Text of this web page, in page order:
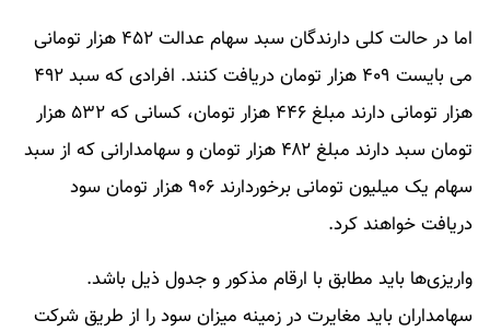
اما در حالت کلی دارندگان سبد سهام عدالت ۴۵۲ هزار تومانی
می بایست ۴۰۹ هزار تومان دریافت کنند. افرادی که سبد ۴۹۲
هزار تومانی دارند مبلغ ۴۴۶ هزار تومان، کسانی که ۵۳۲ هزار
تومان سبد دارند مبلغ ۴۸۲ هزار تومان و سهامدارانی که از سبد
سهام یک میلیون تومانی برخوردارند ۹۰۶ هزار تومان سود
دریافت خواهند کرد.
واریزی‌ها باید مطابق با ارقام مذکور و جدول ذیل باشد.
سهامداران باید مغایرت در زمینه میزان سود را از طریق شرکت